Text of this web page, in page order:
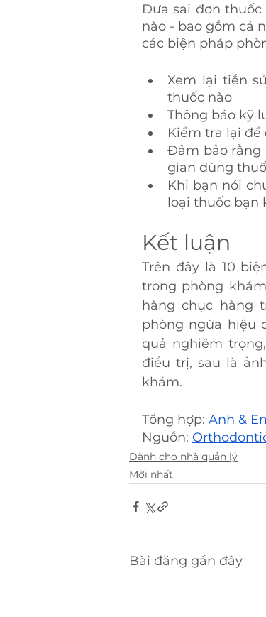
Đưa sai đơn thuốc
nào - bao gồm cả
các biện pháp
Xem lại tiền
thuốc nào
Thông báo kỹ
Kiểm tra lại
Đảm bảo rằng
gian dùng
Khi bạn nói
loại thuốc bạn
Kết luận
Trên đây là 10
trong phòng
hàng chục hàng
phòng ngừa hiệu
quả nghiêm
điều trị, sau là
khám.
Tổng hợp: Anh &
Nguồn:
Dành cho nhà quản lý
Mới nhất
Bài đăng gần đây